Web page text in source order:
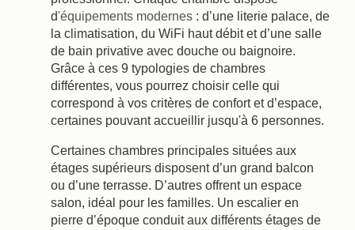
d'équipements modernes : d’une literie palace, de
la climatisation, du WiFi haut débit et d’une salle
de bain privative avec douche ou baignoire.
Grâce à ces 9 typologies de chambres
différentes, vous pourrez choisir celle qui
correspond à vos critères de confort et d’espace,
certaines pouvant accueillir jusqu'à 6 personnes.
Certaines chambres principales situées aux
étages supérieurs disposent d’un grand balcon
ou d’une terrasse. D’autres offrent un espace
salon, idéal pour les familles. Un escalier en
pierre d’époque conduit aux différents étages de